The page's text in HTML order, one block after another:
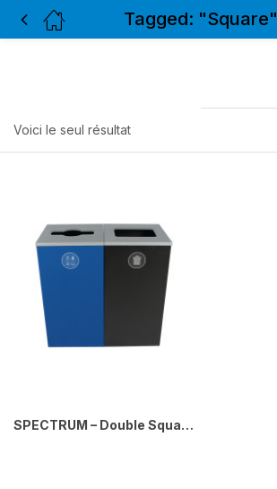
Tagged: "Square"
Voici le seul résultat
SPECTRUM – Double Square – Mixed Recyclables-Waste – Mixed-Full – Blue-Black